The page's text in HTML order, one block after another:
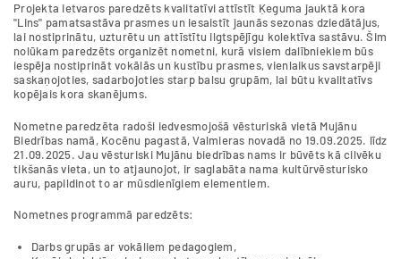
Projekta ietvaros paredzēts kvalitatīvi attīstīt Ķeguma jauktā kora
"Lins" pamatsastāva prasmes un iesaistīt jaunās sezonas dziedātājus,
lai nostiprinātu, uzturētu un attīstītu ilgtspējīgu kolektīva sastāvu. Šim
nolūkam paredzēts organizēt nometni, kurā visiem dalībniekiem būs
iespēja nostiprināt vokālās un kustību prasmes, vienlaikus savstarpēji
saskaņojoties, sadarbojoties starp balsu grupām, lai būtu kvalitatīvs
kopējais kora skanējums.
Nometne paredzēta radoši iedvesmojošā vēsturiskā vietā Mujānu
Biedrības namā, Kocēnu pagastā, Valmieras novadā no 19.09.2025. līdz
21.09.2025. Jau vēsturiski Mujānu biedrības nams ir būvēts kā cilvēku
tikšanās vieta, un to atjaunojot, ir saglabāta nama kultūrvēsturisko
auru, papildinot to ar mūsdienīgiem elementiem.
Nometnes programmā paredzēts:
Darbs grupās ar vokāliem pedagogiem,